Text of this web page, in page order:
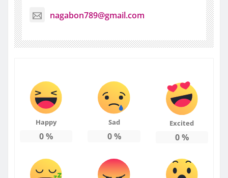
nagabon789@gmail.com
Happy
0%
Sad
0%
Excited
0%